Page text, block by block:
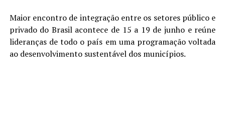
Maior encontro de integração entre os setores público e
privado do Brasil acontece de 15 a 19 de junho e reúne
lideranças de todo o país em uma programação voltada
ao desenvolvimento sustentável dos municípios.